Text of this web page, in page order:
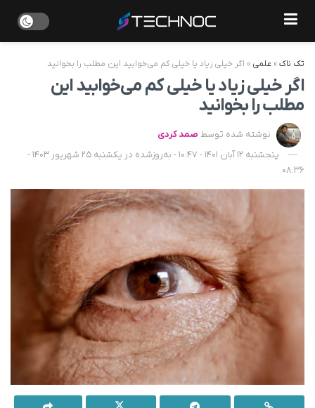
تک ناک» علمی » اگر خیلی زیاد یا خیلی کم می‌خوابید این مطلب را بخوانید
اگر خیلی زیاد یا خیلی کم می‌خوابید این
مطلب را بخوانید
نوشته شده توسط صمد کردی
پنجشنبه 12 آبان 1401 - 10:47 - به‌روزشده در یکشنبه 25 شهریور 1403 -
08:36